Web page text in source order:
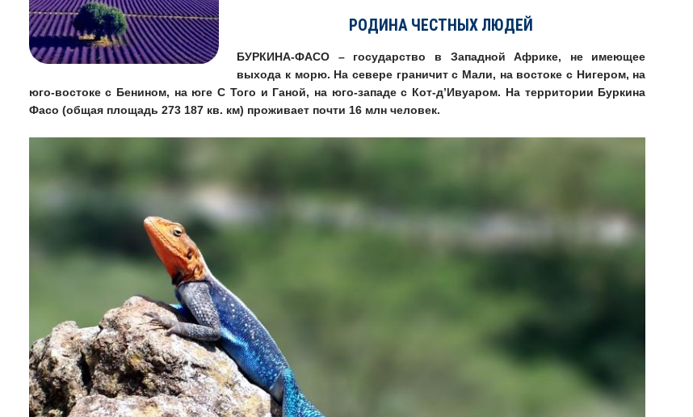
РОДИНА ЧЕСТНЫХ ЛЮДЕЙ
БУРКИНА-ФАСО – государство в Западной Африке, не имеющее
выхода к морю. На севере граничит с Мали, на востоке с Нигером, на
юго-востоке с Бенином, на юге С Того и Ганой, на юго-западе с Кот-д’Ивуаром. На территории Буркина
Фасо (общая площадь 273 187 кв. км) проживает почти 16 млн человек.